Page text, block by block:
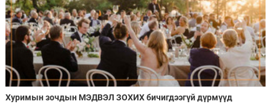
Хуримын зочдын МЭДВЭЛ ЗОХИХ бичигдээгүй дүрмүүд